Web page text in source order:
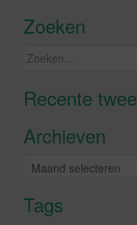
Zoeken
Zoeken
Recente Klik
Archieven
Archieven
Tags